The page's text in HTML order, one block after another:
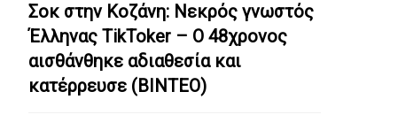
Σοκ στην Κοζάνη: Nεκρός γνωστός
Έλληνας TikToker – Ο 48χρονος
αισθάνθηκε αδιαθεσία και
κατέρρευσε (ΒΙΝΤΕΟ)